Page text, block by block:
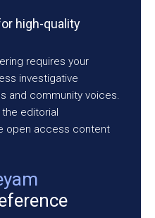
high-quality
requires your
investigative
and community voices.
editorial
open access content